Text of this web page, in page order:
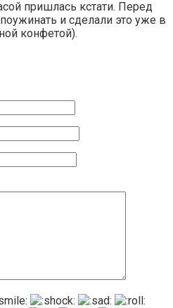
пришлась кстати. Перед
и сделали это уже в
конфетой).